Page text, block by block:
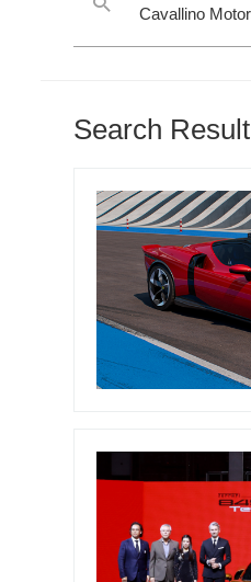
Search Result